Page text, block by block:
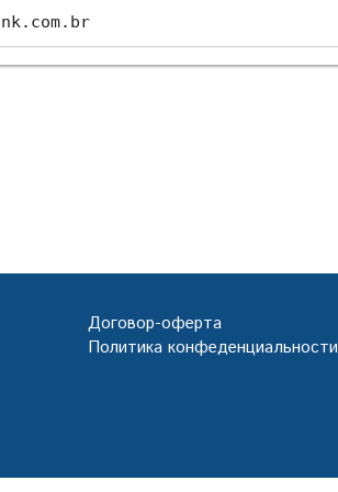
Договор-оферта
Политика конфеденциальности